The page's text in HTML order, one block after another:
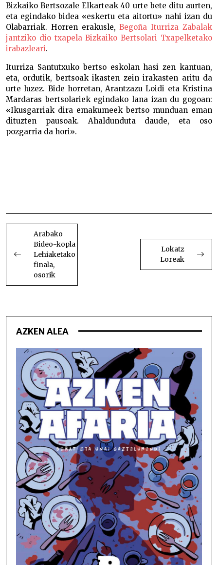
Bizkaiko Bertsozale Elkarteak 40 urte bete ditu aurten,
eta egindako bidea «eskertu eta aitortu» nahi izan du
Olabarriak. Horren erakusle,Begoña Iturriza Zabalak
jantziko dio txapela Bizkaiko Bertsolari Txapelketako
irabazleari.
Iturriza Santutxuko bertso eskolan hasi zen kantuan,
eta, ordutik, bertsoak ikasten zein irakasten aritu da
urte luzez. Bide horretan, Arantzazu Loidi eta Kristina
Mardaras bertsolariek egindako lana izan du gogoan:
«Ikusgarriak dira emakumeek bertso munduan eman
dituzten pausoak. Ahaldunduta daude, eta oso
pozgarria da hori».
BIDALKETETAN
ZEHAR
NABIGATU
Arabako
Bideo-kopla
Lehiaketako
finala,
osorik
Lokatz
Loreak
AZKEN ALEA